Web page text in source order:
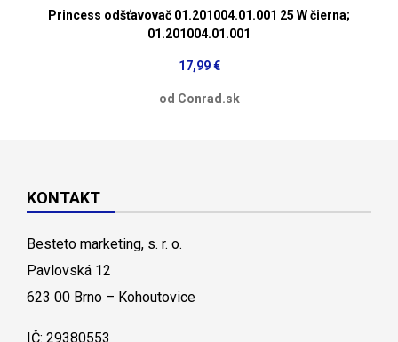
Princess odšťavovač 01.201004.01.001 25 W čierna;
01.201004.01.001
17,99 €
od Conrad.sk
KONTAKT
Besteto marketing, s. r. o.
Pavlovská 12
623 00 Brno – Kohoutovice
IČ: 29380553